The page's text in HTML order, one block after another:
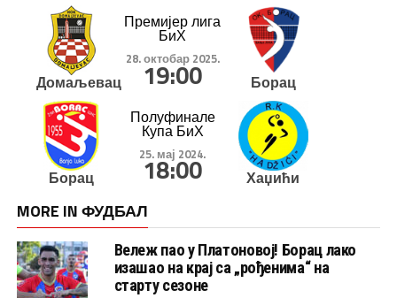
Домаљевац
Премијер лига
БиХ
28. октобар 2025.
19:00 Борац
Борац
Полуфинале
Купа БиХ
25. мај 2024.
18:00 Хаџићи
MORE IN ФУДБАЛ
Вележ пао у Платоновој! Борац лако
изашао на крај са „рођенима“ на
старту сезоне